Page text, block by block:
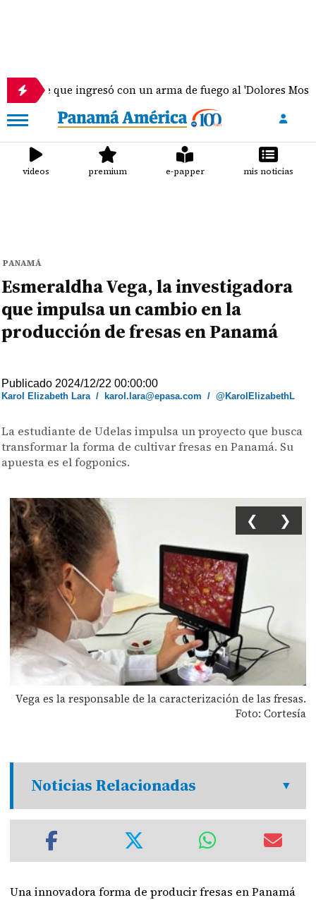
que ingresó con un arma de fuego al 'Dolores Moscote'
videos premium e-papper mis noticias
PANAMÁ
Esmeraldha Vega, la investigadora
que impulsa un cambio en la
producción de fresas en Panamá
Publicado 2024/12/22 00:00:00
Karol Elizabeth Lara/ karol.lara@epasa.com /@KarolElizabethL
La estudiante de Udelas impulsa un proyecto que busca
transformar la forma de cultivar fresas en Panamá. Su
apuesta es el fogponics.
Vega es la responsable de la caracterización de las fresas.
Foto: Cortesía
❮ ❯
Noticias Relacionadas
Una innovadora forma de producir fresas en Panamá